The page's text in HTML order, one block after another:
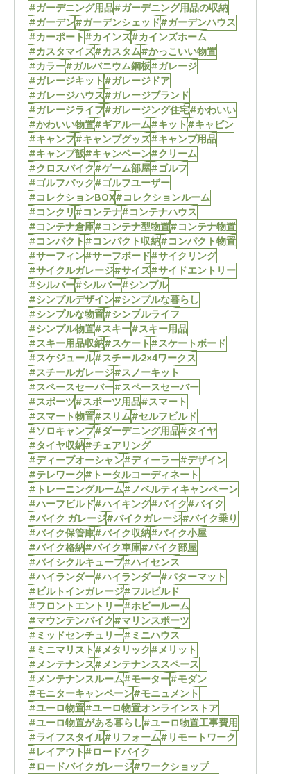
#ガーデニング用品#ガーデニング用品の収納
#ガーデン#ガーデンシェッド#ガーデンハウス
#カーポート#カインズ#カインズホーム
#カスタマイズ#カスタム#かっこいい物置
#カラー#ガルバニウム鋼板#ガレージ
#ガレージキット#ガレージドア
#ガレージハウス#ガレージブランド
#ガレージライフ#ガレージング住宅#かわいい
#かわいい物置#ギアルーム#キット#キャビン
#キャンプ#キャンプグッズ#キャンプ用品
#キャンプ飯#キャンペーン#クリーム
#クロスバイク#ゲーム部屋#ゴルフ
#ゴルフバック#ゴルフユーザー
#コレクションBOX#コレクションルーム
#コンクリ#コンテナ#コンテナハウス
#コンテナ倉庫#コンテナ型物置#コンテナ物置
#コンパクト#コンパクト収納#コンパクト物置
#サーフィン#サーフボード#サイクリング
#サイクルガレージ#サイズ#サイドエントリー
#シルバー#シルバー#シンプル
#シンプルデザイン#シンプルな暮らし
#シンプルな物置#シンプルライフ
#シンプル物置#スキー#スキー用品
#スキー用品収納#スケート#スケートボード
#スケジュール#スチール2×4ワークス
#スチールガレージ#スノーキット
#スペースセーバー#スペースセーバー
#スポーツ#スポーツ用品#スマート
#スマート物置#スリム#セルフビルド
#ソロキャンプ#ダーデニング用品#タイヤ
#タイヤ収納#チェアリング
#ディープオーシャン#ディーラー#デザイン
#テレワーク#トータルコーディネート
#トレーニングルーム#ノベルティキャンペーン
#ハーフビルド#ハイキング#バイク#バイク
#バイク ガレージ#バイクガレージ#バイク乗り
#バイク保管庫#バイク収納#バイク小屋
#バイク格納#バイク車庫#バイク部屋
#バイシクルキューブ#ハイセンス
#ハイランダー#ハイランダー#パターマット
#ビルトインガレージ#フルビルド
#フロントエントリー#ホビールーム
#マウンテンバイク#マリンスポーツ
#ミッドセンチュリー#ミニハウス
#ミニマリスト#メタリック#メリット
#メンテナンス#メンテナンススペース
#メンテナンスルーム#モーター#モダン
#モニターキャンペーン#モニュメント
#ユーロ物置#ユーロ物置オンラインストア
#ユーロ物置がある暮らし#ユーロ物置工事費用
#ライフスタイル#リフォーム#リモートワーク
#レイアウト#ロードバイク
#ロードバイクガレージ#ワークショップ